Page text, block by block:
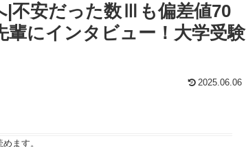
|不安だった数Ⅲも偏差値70
輩にインタビュー！大学受験
2025.06.06
めます。